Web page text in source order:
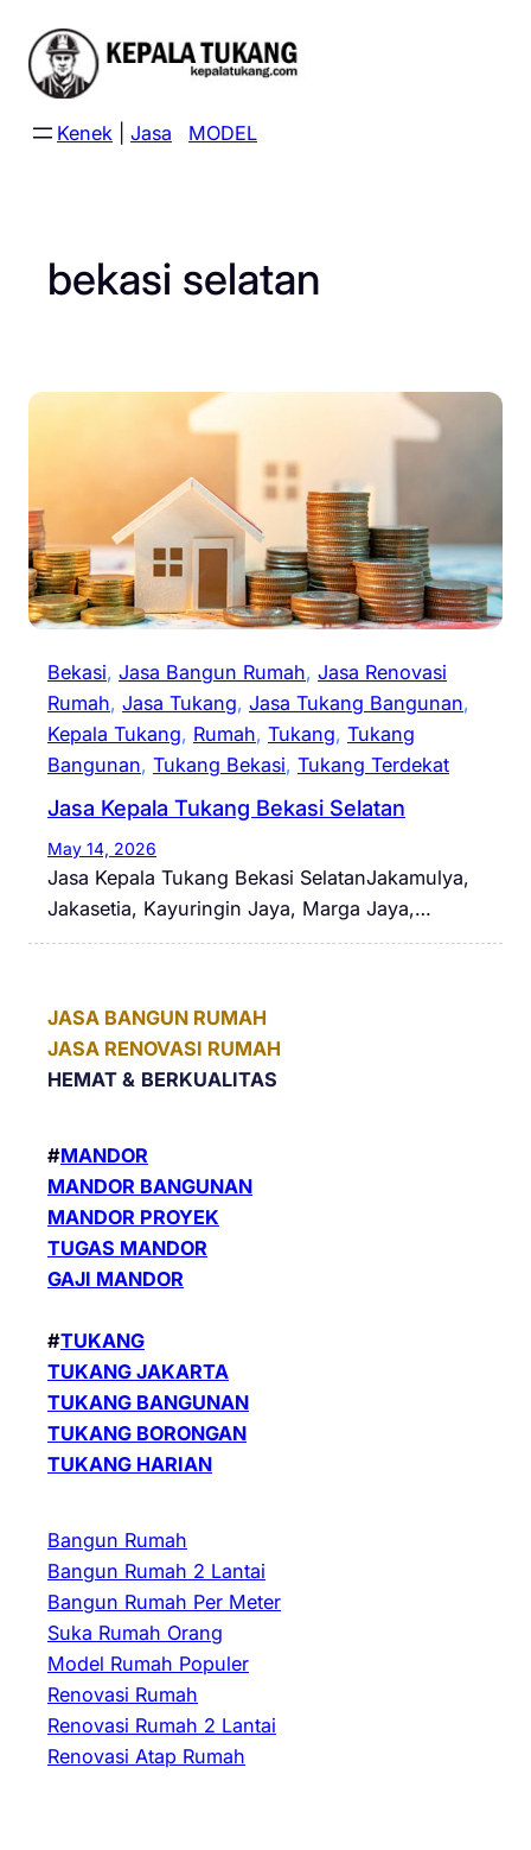
content
Kenek Jasa MODEL
bekasi selatan
Bekasi, Jasa Bangun Rumah, Jasa Renovasi
Rumah, Jasa Tukang, Jasa Tukang Bangunan
Kepala Tukang, Rumah, Tukang, Tukang
Bangunan, Tukang Bekasi, Tukang Terdekat
Jasa Kepala Tukang Bekasi Selatan
May 14, 2026
Jasa Kepala Tukang Bekasi SelatanJakamulya,
Jakasetia, Kayuringin Jaya, Marga Jaya,…
JASA BANGUN RUMAH
JASA RENOVASI RUMAH
HEMAT & BERKUALITAS
#MANDOR
MANDOR BANGUNAN
MANDOR PROYEK
TUGAS MANDOR
GAJI MANDOR
#TUKANG
TUKANG JAKARTA
TUKANG BANGUNAN
TUKANG BORONGAN
TUKANG HARIAN
Bangun Rumah
Bangun Rumah 2 Lantai
Bangun Rumah Per Meter
Suka Rumah Orang
Model Rumah Populer
Renovasi Rumah
Renovasi Rumah 2 Lantai
Renovasi Atap Rumah